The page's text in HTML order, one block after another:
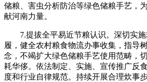
储粮、害虫分析防治等绿色储粮手艺，
献河南力量。
7.提拔全平易近节粮认识。深切实施
履，健全农村粮食物流办事收集，指导
念，不竭扩大绿色储粮手艺使用范畴，
耗华侈。依法制定、实施、宣传推广反
度和行业自律规范。持续开展合理炊事